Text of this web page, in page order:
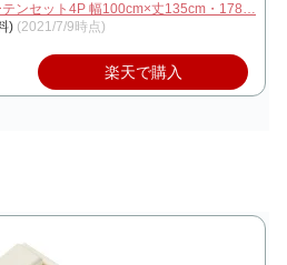
テンセット4P 幅100cm×丈135cm・178…
) (2021/7/9時点)
楽天で購入